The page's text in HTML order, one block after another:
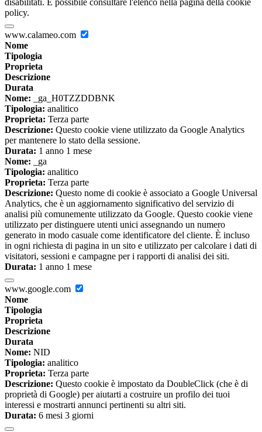
disabilitati. È possibile consultare l'elenco nella pagina della cookie
policy.
www.calameo.com
Nome
Tipologia
Proprieta
Descrizione
Durata
Nome: _ga_H0TZZDDBNK
Tipologia: analitico
Proprieta: Terza parte
Descrizione: Questo cookie viene utilizzato da Google Analytics
per mantenere lo stato della sessione.
Durata: 1 anno 1 mese
Nome: _ga
Tipologia: analitico
Proprieta: Terza parte
Descrizione: Questo nome di cookie è associato a Google Universal
Analytics, che è un aggiornamento significativo del servizio di
analisi più comunemente utilizzato da Google. Questo cookie viene
utilizzato per distinguere utenti unici assegnando un numero
generato in modo casuale come identificatore del cliente. È incluso
in ogni richiesta di pagina in un sito e utilizzato per calcolare i dati di
visitatori, sessioni e campagne per i rapporti di analisi dei siti.
Durata: 1 anno 1 mese
www.google.com
Nome
Tipologia
Proprieta
Descrizione
Durata
Nome: NID
Tipologia: analitico
Proprieta: Terza parte
Descrizione: Questo cookie è impostato da DoubleClick (che è di
proprietà di Google) per aiutarti a costruire un profilo dei tuoi
interessi e mostrarti annunci pertinenti su altri siti.
Durata: 6 mesi 3 giorni